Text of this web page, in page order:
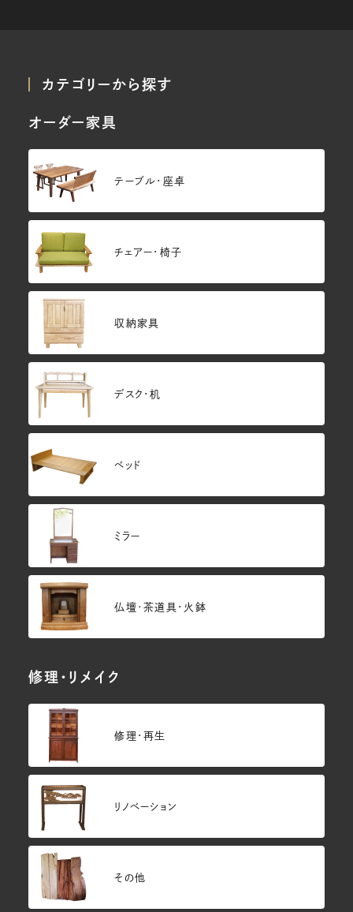
カテゴリーから探す
オーダー家具
テーブル・座卓
チェアー・椅子
収納家具
デスク・机
ベッド
ミラー
仏壇･茶道具・火鉢
修理・リメイク
修理・再生
リノベーション
その他